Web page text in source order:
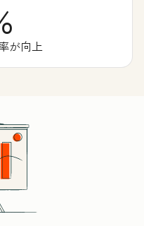
が向上